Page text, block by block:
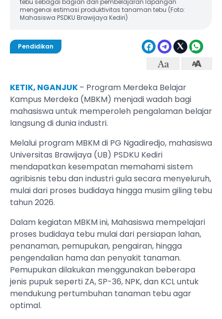
tebu sebagai bagian dari pembelajaran lapangan
mengenai estimasi produktivitas tanaman tebu (Foto:
Mahasiswa PSDKU Brawijaya Kediri)
Pendidikan
KETIK, NGANJUK– Program Merdeka Belajar
Kampus Merdeka (MBKM) menjadi wadah bagi
mahasiswa untuk memperoleh pengalaman belajar
langsung di dunia industri.
Melalui program MBKM di PG Ngadiredjo, mahasiswa
Universitas Brawijaya (UB) PSDKU Kediri
mendapatkan kesempatan memahami sistem
agribisnis tebu dan industri gula secara menyeluruh,
mulai dari proses budidaya hingga musim giling tebu
tahun 2026.
Dalam kegiatan MBKM ini, Mahasiswa mempelajari
proses budidaya tebu mulai dari persiapan lahan,
penanaman, pemupukan, pengairan, hingga
pengendalian hama dan penyakit tanaman.
Pemupukan dilakukan menggunakan beberapa
jenis pupuk seperti ZA, SP-36, NPK, dan KCL untuk
mendukung pertumbuhan tanaman tebu agar
optimal.